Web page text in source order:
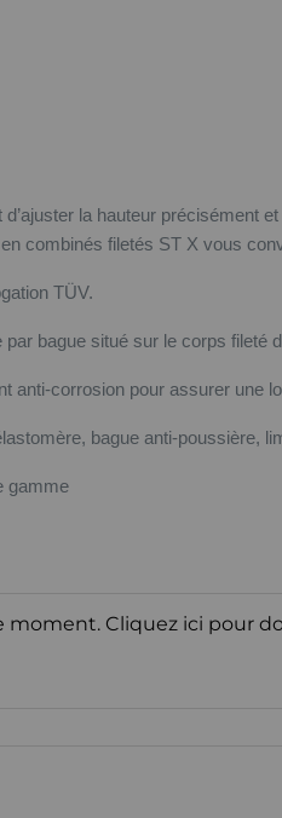
la hauteur précisément
combinés filetés ST X vous
TÜV.
par bague situé sur le corps fileté
anti-corrosion pour assurer une
bague anti-poussière,
gamme
moment. Cliquez ici pour